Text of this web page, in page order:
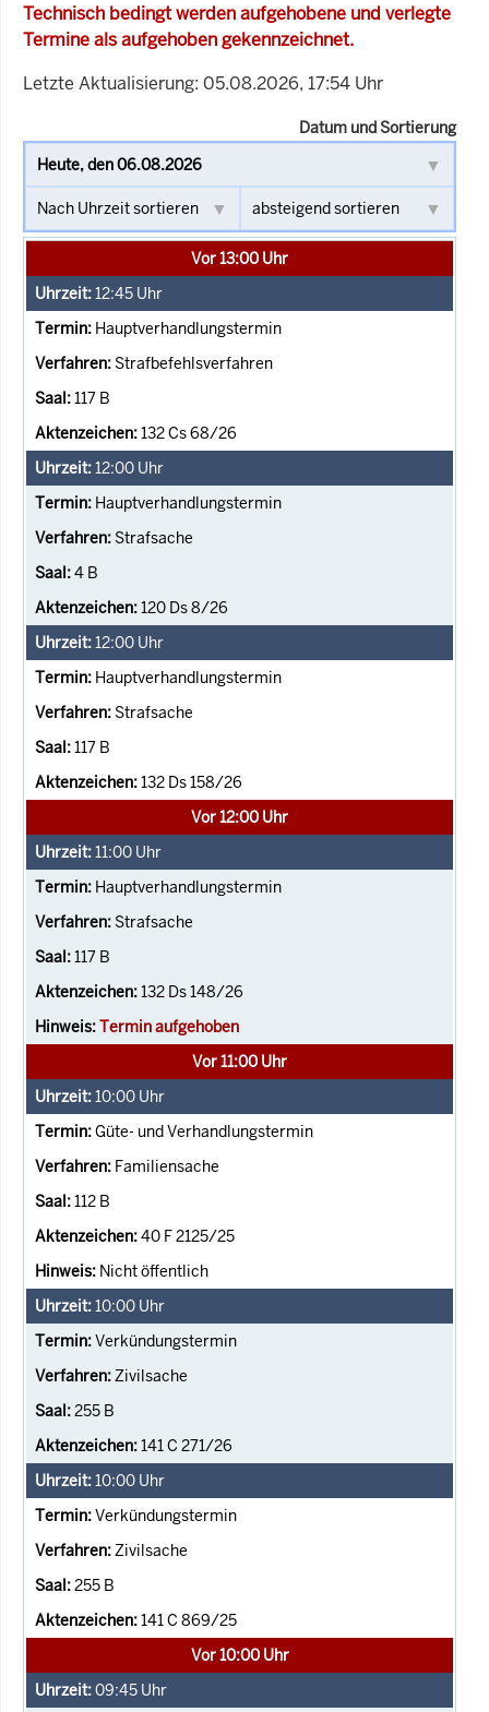
Technisch bedingt werden aufgehobene und verlegte
Termine als aufgehoben gekennzeichnet.
Letzte Aktualisierung: 05.08.2026, 17:54 Uhr
Datum und Sortierung
Vor 13:00 Uhr
12:45 Uhr
Hauptverhandlungstermin
Strafbefehlsverfahren
117 B
132 Cs 68/26
12:00 Uhr
Hauptverhandlungstermin
Strafsache
4 B
120 Ds 8/26
12:00 Uhr
Hauptverhandlungstermin
Strafsache
117 B
132 Ds 158/26
Vor 12:00 Uhr
11:00 Uhr
Hauptverhandlungstermin
Strafsache
117 B
132 Ds 148/26
Termin aufgehoben
Vor 11:00 Uhr
10:00 Uhr
Güte- und Verhandlungstermin
Familiensache
112 B
40 F 2125/25
Nicht öffentlich
10:00 Uhr
Verkündungstermin
Zivilsache
255 B
141 C 271/26
10:00 Uhr
Verkündungstermin
Zivilsache
255 B
141 C 869/25
Vor 10:00 Uhr
09:45 Uhr